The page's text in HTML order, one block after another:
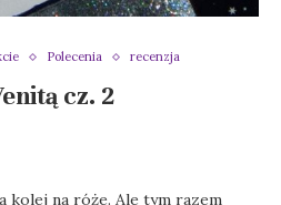
Polecenia recenzja
cz. 2
kolej na róże. Ale tym razem